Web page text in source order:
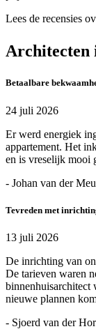
Lees de recensies
Architecten
Betaalbare
24 juli 2026
Er werd energiek
appartement. Het
en is vreselijk mooi
- Johan van der
Tevreden met
13 juli 2026
De inrichting van
De tarieven waren
binnenhuisarchitect
nieuwe plannen
- Sjoerd van der